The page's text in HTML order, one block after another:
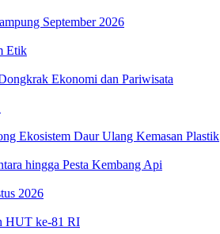
September 2026
Etik
Ekonomi dan Pariwisata
Ekosistem Daur Ulang Kemasan Plastik
hingga Pesta Kembang Api
2026
HUT ke-81 RI